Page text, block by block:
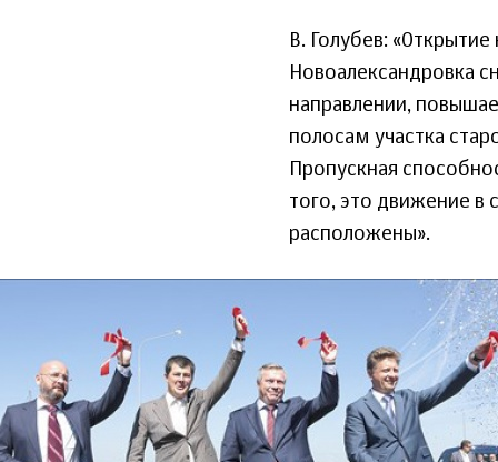
В. Голубев:
Новоалександровка
направлении,
полосам участка
Пропускная
того, это движение в
расположены».
26_iyulya_2015-
www.donland.ru_14.jpg